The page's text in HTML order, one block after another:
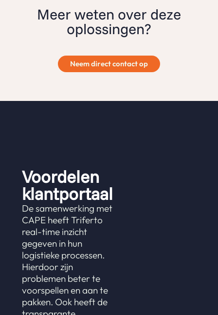
Meer weten over deze
oplossingen?
Neem direct contact op
Voordelen
klantportaal
De samenwerking met
CAPE heeft Triferto
real-time inzicht
gegeven in hun
logistieke processen.
Hierdoor zijn
problemen beter te
voorspellen en aan te
pakken. Ook heeft de